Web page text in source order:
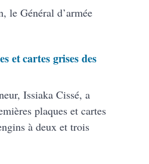
le Général d’armée
et cartes grises des
Issiaka Cissé, a
plaques et cartes
à deux et trois